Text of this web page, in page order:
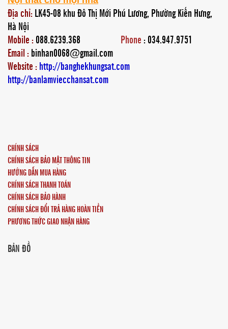
Địa chỉ: LK45-08 khu Đô Thị Mới Phú Lương, Phường Kiến Hưng,
Hà Nội
Mobile : 088.6239.368 Phone: 034.947.9751
Email : binhan0068@gmail.com
Website : http://banghekhungsat.com
http://banlamviecchansat.com
CHÍNH SÁCH
CHÍNH SÁCH BẢO MẬT THÔNG TIN
HƯỚNG DẪN MUA HÀNG
CHÍNH SÁCH THANH TOÁN
CHÍNH SÁCH BẢO HÀNH
CHÍNH SÁCH ĐỔI TRẢ HÀNG HOÀN TIỀN
PHƯƠNG THỨC GIAO NHẬN HÀNG
BẢN ĐỒ